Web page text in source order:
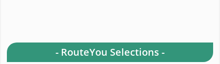
- RouteYou Selections -